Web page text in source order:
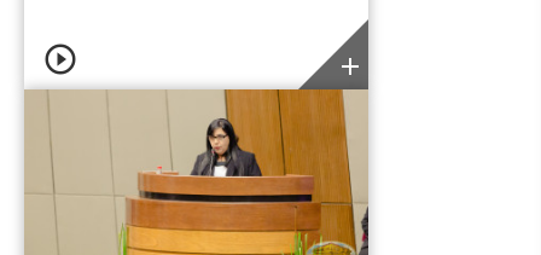
play_circle_outline add